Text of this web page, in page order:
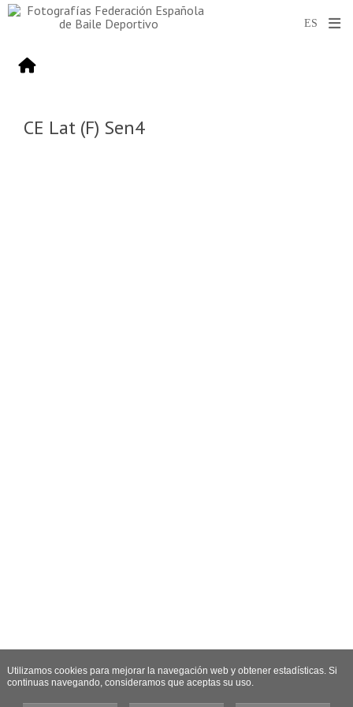
CE Lat (F) Sen4
Utilizamos cookies para mejorar la navegación web y obtener estadísticas. Si
continuas navegando, consideramos que aceptas su uso.